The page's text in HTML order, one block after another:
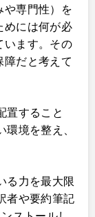
や専門性）を
めには何が必
います。その
障だと考えて
置すること
境を整え、
る力を最大限
者や要約筆記